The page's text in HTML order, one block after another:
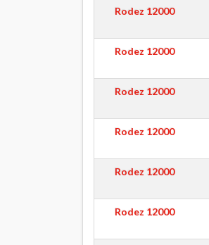
Rodez 12000
Rodez 12000
Rodez 12000
Rodez 12000
Rodez 12000
Rodez 12000